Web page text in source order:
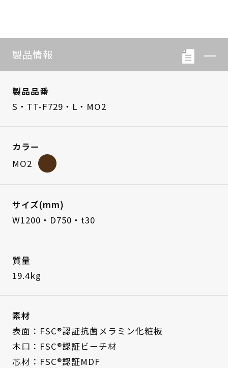
製品情報
製品品番
S・TT-F729・L・MO2
カラー
MO2
サイズ(mm)
W1200・D750・t30
質量
19.4kg
素材
表面：FSC®認証抗菌メラミン化粧板
木口：FSC®認証ビーチ材
芯材：FSC®認証MDF